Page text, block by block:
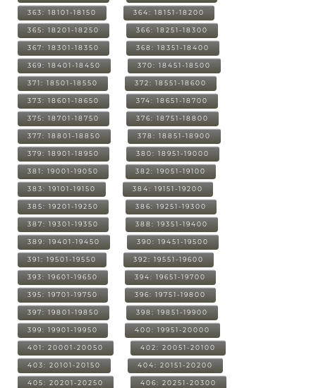
363: 18101-18150 364: 18151-18200
365: 18201-18250 366: 18251-18300
367: 18301-18350 368: 18351-18400
369: 18401-18450 370: 18451-18500
371: 18501-18550 372: 18551-18600
373: 18601-18650 374: 18651-18700
375: 18701-18750 376: 18751-18800
377: 18801-18850 378: 18851-18900
379: 18901-18950 380: 18951-19000
381: 19001-19050 382: 19051-19100
383: 19101-19150 384: 19151-19200
385: 19201-19250 386: 19251-19300
387: 19301-19350 388: 19351-19400
389: 19401-19450 390: 19451-19500
391: 19501-19550 392: 19551-19600
393: 19601-19650 394: 19651-19700
395: 19701-19750 396: 19751-19800
397: 19801-19850 398: 19851-19900
399: 19901-19950 400: 19951-20000
401: 20001-20050 402: 20051-20100
403: 20101-20150 404: 20151-20200
405: 20201-20250 406: 20251-20300